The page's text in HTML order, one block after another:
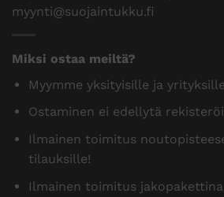
myynti@suojaintukku.fi
Miksi ostaa meiltä?
Myymme yksityisille ja yrityksille
Ostaminen ei edellytä
Ilmainen toimitus
tilauksille!
Ilmainen toimitus